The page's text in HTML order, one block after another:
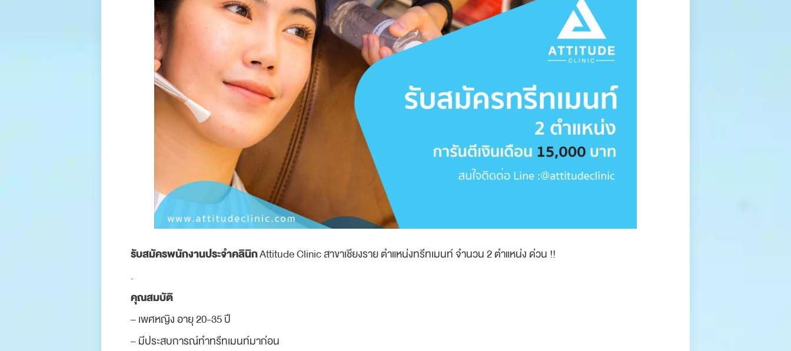
รับสมัครพนักงานประจำคลินิกAttitude Clinic สาขาเชียงราย ตำแหน่งทรีทเมนท์ จำนวน 2 ตำแหน่ง ด่วน !!
.
คุณสมบัติ
– เพศหญิง อายุ 20-35 ปี
– มีประสบการณ์ทำทรีทเมนท์มาก่อน